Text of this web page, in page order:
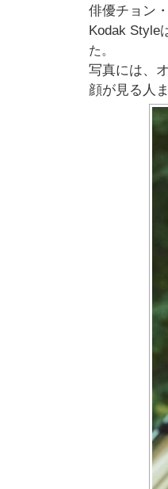
俳優チョン
Kodak Style
た。
写真には、
顔が見る人